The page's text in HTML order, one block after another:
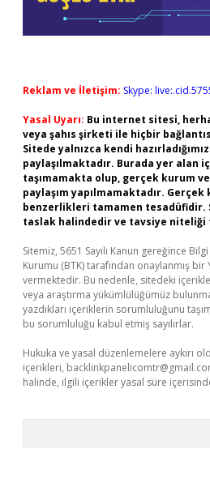
Reklam ve İletişim: Skype:
Yasal Uyarı: Bu internet sitesi,
veya şahıs şirketi ile hiçbir
Sitede yalnızca kendi
paylaşılmaktadır. Burada yer alan
taşımamakta olup, gerçek kurum
paylaşım yapılmamaktadır.
benzerlikleri tamamen
taslak halindedir ve tavsiye niteliği
Sitemiz, 5651 Sayılı Kanun gereğince
Kurumu (BTK) tarafından onaylanmış bir
vermektedir. Bu nedenle, sitedeki
veya araştırma yükümlülüğümüz
yazdıkları içeriklerin sorumluluğunu
bu sorumluluğu kabul etmiş sayılırlar.
Hukuka ve yasal düzenlemelere aykırı
içerikleri,
halinde, ilgili içerikler yasal süre